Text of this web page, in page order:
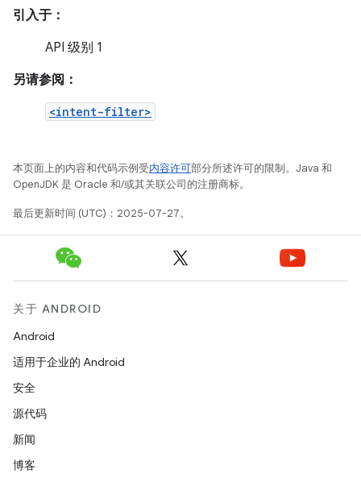
引入于：
API 级别 1
另请参阅：
<intent-filter>
本页面上的内容和代码示例受内容许可部分所述许可的限制。Java 和
OpenJDK 是 Oracle 和/或其关联公司的注册商标。
最后更新时间 (UTC)：2025-07-27。
关于 ANDROID
Android
适用于企业的 Android
安全
源代码
新闻
博客